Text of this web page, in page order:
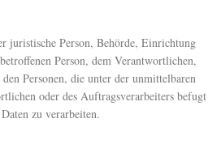
juristische Person, Behörde, Einrichtung
Person, dem Verantwortlichen,
Personen, die unter der unmittelbaren
oder des Auftragsverarbeiters befugt
zu verarbeiten.